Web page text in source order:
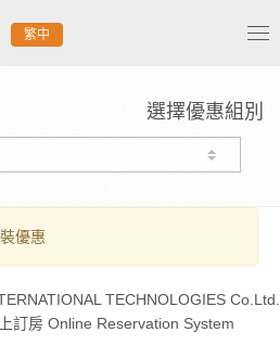
繁中
選擇優惠組別
優惠
TECHNOLOGIES Co.Ltd.
訂房 Online Reservation System